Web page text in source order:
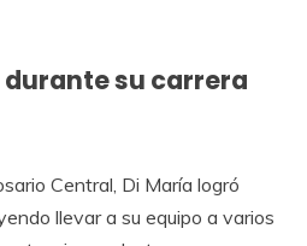
su carrera
Central, Di María logró
llevar a su equipo a varios